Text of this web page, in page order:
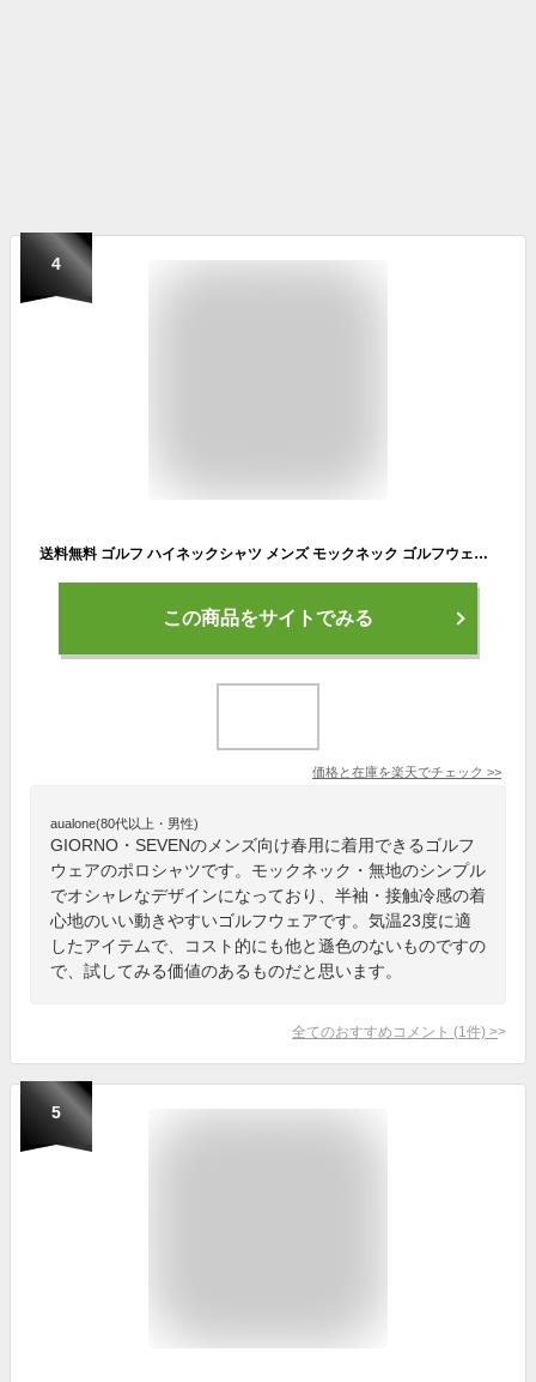
4
送料無料 ゴルフ ハイネックシャツ メンズ モックネック ゴルフウェア GIORNO SEVEN ジョルノセブン ポロシャツ 接触冷感 ストレッチ 半袖 無地 ロゴ 切替 トップス カットソー Tシャツ スポーツウェア 新作 春夏 おしゃれ ブランド MC ゆうパケ
この商品をサイトでみる
価格と在庫を楽天でチェック >>
aualone(80代以上・男性)
GIORNO・SEVENのメンズ向け春用に着用できるゴルフ
ウェアのポロシャツです。モックネック・無地のシンプル
でオシャレなデザインになっており、半袖・接触冷感の着
心地のいい動きやすいゴルフウェアです。気温23度に適
したアイテムで、コスト的にも他と遜色のないものですの
で、試してみる価値のあるものだと思います。
全てのおすすめコメント (1 件) >
5